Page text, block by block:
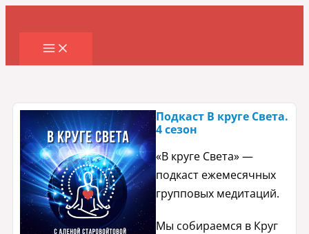
Перейти
содержимому
Подкаст В круге Света.
4 сезон
«В круге Света» —
подкаст ежемесячных
групповых медитаций.
Мы собираемся в Круг